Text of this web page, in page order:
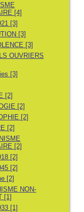
[4]
[3]
[3]
[3]
OUVRIERS
[3]
[2]
[2]
[2]
[2]
LIBERTAIRE
[2]
[2]
[2]
[2]
NON-VIOLENT
NON-
[1]
[1]